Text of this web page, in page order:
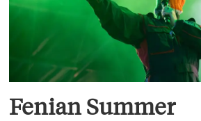
Fenian Summer